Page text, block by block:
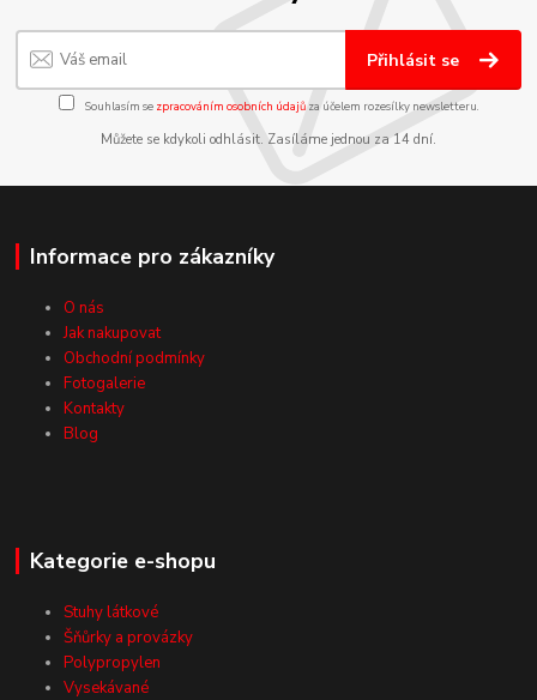
Přihlásit se
Souhlasím se zpracováním osobních údajůza účelem rozesílky newsletteru.
Můžete se kdykoli odhlásit. Zasíláme jednou za 14 dní.
Informace pro zákazníky
O nás
Jak nakupovat
Obchodní podmínky
Fotogalerie
Kontakty
Blog
Kategorie e-shopu
Stuhy látkové
Šňůrky a provázky
Polypropylen
Vysekávané